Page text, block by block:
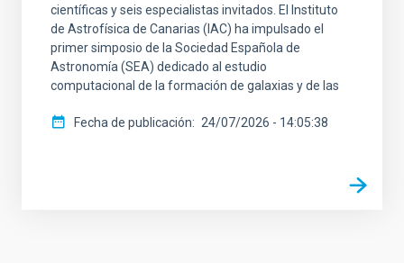
científicas y seis especialistas invitados. El Instituto
de Astrofísica de Canarias (IAC) ha impulsado el
primer simposio de la Sociedad Española de
Astronomía (SEA) dedicado al estudio
computacional de la formación de galaxias y de las
Fecha de publicación 24/07/2026 - 14:05:38